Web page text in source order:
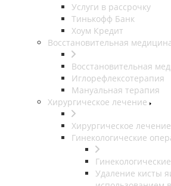
Услуги в рассрочку
Тинькофф Банк
Хоум Кредит
Восстановительная
Восстановительная
Иглорефлексотерапия
Мануальная терапия
Хирургическое лечение
Хирургическое лечение
Гинекологические
Удаление кисты